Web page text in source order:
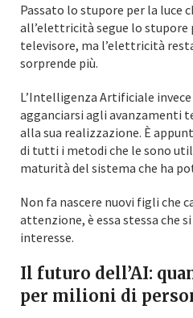
Passato lo stupore per la luce
all’elettricità segue lo
televisore, ma l’elettricità
sorprende più.
L’Intelligenza Artificiale
agganciarsi agli avanzamenti
alla sua realizzazione. È
di tutti i metodi che le sono
maturità del sistema che ha
Non fa nascere nuovi figli che
attenzione, è essa stessa che
interesse.
Il futuro dell’AI:
per milioni di